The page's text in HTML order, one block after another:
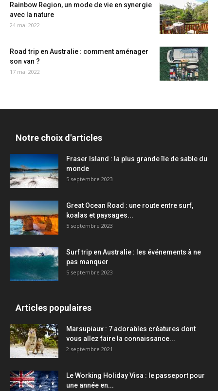
Rainbow Region, un mode de vie en synergie
avec la nature
24 mai 2022
Road trip en Australie : comment aménager
son van ?
17 mai 2022
Notre choix d'articles
Fraser Island : la plus grande île de sable du
monde
5 septembre 2023
Great Ocean Road : une route entre surf,
koalas et paysages...
5 septembre 2023
Surf trip en Australie : les événements à ne
pas manquer
5 septembre 2023
Articles populaires
Marsupiaux : 7 adorables créatures dont
vous allez faire la connaissance...
2 septembre 2021
Le Working Holiday Visa : le passeport pour
une année en...